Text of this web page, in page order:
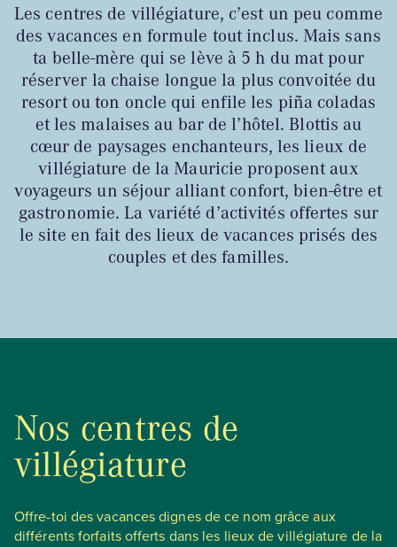
Les centres de villégiature, c’est un peu comme
des vacances en formule tout inclus. Mais sans
ta belle-mère qui se lève à 5 h du mat pour
réserver la chaise longue la plus convoitée du
resort ou ton oncle qui enfile les piña coladas
et les malaises au bar de l’hôtel. Blottis au
cœur de paysages enchanteurs, les lieux de
villégiature de la Mauricie proposent aux
voyageurs un séjour alliant confort, bien-être et
gastronomie. La variété d’activités offertes sur
le site en fait des lieux de vacances prisés des
couples et des familles.
Nos centres de
villégiature
Offre-toi des vacances dignes de ce nom grâce aux
différents forfaits offerts dans les lieux de villégiature de la